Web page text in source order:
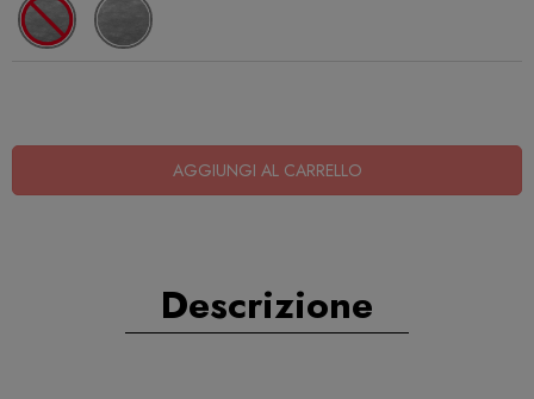
AGGIUNGI AL CARRELLO
Descrizione